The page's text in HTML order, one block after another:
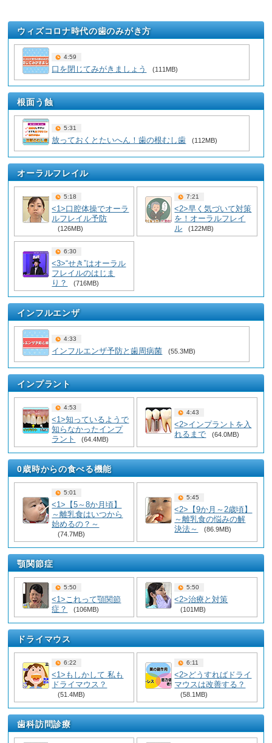
ウィズコロナ時代の歯のみがき方
4:59
口を閉じてみがきましょう (111MB)
根面う蝕
5:31
放っておくとたいへん！歯の根むし歯 (112MB)
オーラルフレイル
5:18
<1>口腔体操でオーラ
ルフレイル予防
(126MB)
7:21
<2>早く気づいて対策
を！オーラルフレイ
ル
(122MB)
6:30
<3>“せき”はオーラル
フレイルのはじま
り？
(716MB)
インフルエンザ
4:33
インフルエンザ予防と歯周病菌 (55.3MB)
インプラント
4:53
<1>知っているようで
知らなかったインプ
ラント
(64.4MB)
4:43
<2>インプラントを入
れるまで
(64.0MB)
0歳時からの食べる機能
5:01
<1>【5～8か月頃】
～離乳食はいつから
始めるの？～
(74.7MB)
5:45
<2>【9か月～2歳頃】
～離乳食の悩みの解
決法～
(86.9MB)
顎関節症
5:50
<1>これって顎関節
症？
(106MB)
5:50
<2>治療と対策
(101MB)
ドライマウス
6:22
<1>もしかして 私も
ドライマウス？
(51.4MB)
6:11
<2>どうすればドライ
マウスは改善する？
(58.1MB)
歯科訪問診療